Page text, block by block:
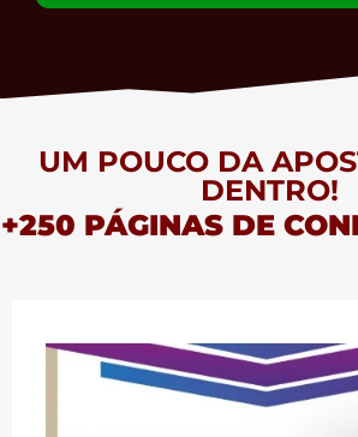
UM POUCO DA
DENTRO!
+250 PÁGINAS DE